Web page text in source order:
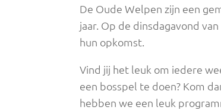
De Oude Welpen zijn een
jaar. Op de dinsdagavond
hun opkomst.
Vind jij het leuk om iedere
een bosspel te doen? Kom
hebben we een leuk